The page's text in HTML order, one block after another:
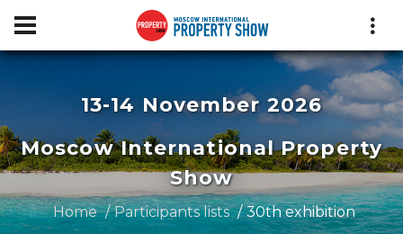
13-14 November 2026
Moscow International Property
Show
Home Participants lists 30th exhibition